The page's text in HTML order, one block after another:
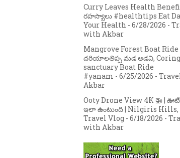
Curry Leaves Health
రహస్యాలు #healthtips Eat
Your Health - 6/28/2026 -
with Akbar
Mangrove Forest Boat
దరియాలతిప్ప మడ అడవి,
sanctuary Boat Ride
#yanam - 6/25/2026 -
Akbar
Ooty Drone View 4K 🚁 | ఊటీ
ఇలా ఉంటుంది | Nilgiris Hills,
Travel Vlog - 6/18/2026 -
with Akbar